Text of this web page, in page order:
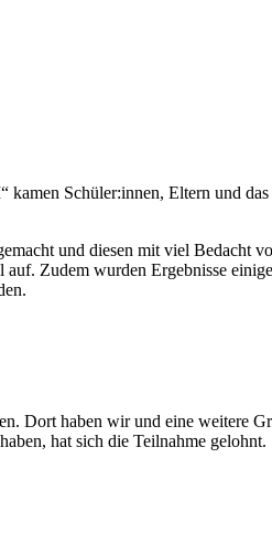
Schüler:innen, Eltern und
und diesen mit viel Bedacht
Zudem wurden Ergebnisse
haben wir und eine weitere
hat sich die Teilnahme